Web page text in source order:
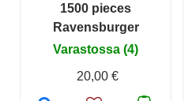
1500 pieces
Ravensburger
Varastossa (4)
20,00 €